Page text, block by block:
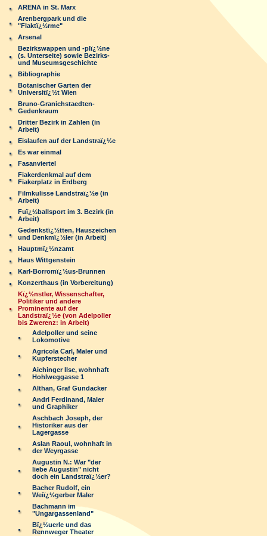
ARENA in St. Marx
Arenbergpark und die
"Flaktï¿½rme"
Arsenal
Bezirkswappen und -plï¿½ne
(s. Unterseite) sowie Bezirks-
und Museumsgeschichte
Bibliographie
Botanischer Garten der
Universitï¿½t Wien
Bruno-Granichstaedten-
Gedenkraum
Dritter Bezirk in Zahlen (in
Arbeit)
Eislaufen auf der Landstraï¿½e
Es war einmal
Fasanviertel
Fiakerdenkmal auf dem
Fiakerplatz in Erdberg
Filmkulisse Landstraï¿½e (in
Arbeit)
Fuï¿½ballsport im 3. Bezirk (in
Arbeit)
Gedenkstï¿½tten, Hauszeichen
und Denkmï¿½ler (in Arbeit)
Hauptmï¿½nzamt
Haus Wittgenstein
Karl-Borromï¿½us-Brunnen
Konzerthaus (in Vorbereitung)
Kï¿½nstler, Wissenschafter,
Politiker und andere
Prominente auf der
Landstraï¿½e (von Adelpoller
bis Zwerenz: in Arbeit)
Adelpoller und seine
Lokomotive
Agricola Carl, Maler und
Kupferstecher
Aichinger Ilse, wohnhaft
Hohlweggasse 1
Althan, Graf Gundacker
Andri Ferdinand, Maler
und Graphiker
Aschbach Joseph, der
Historiker aus der
Lagergasse
Aslan Raoul, wohnhaft in
der Weyrgasse
Augustin N.: War "der
liebe Augustin" nicht
doch ein Landstraï¿½er?
Bacher Rudolf, ein
Weiï¿½gerber Maler
Bachmann im
"Ungargassenland"
Bï¿½uerle und das
Rennweger Theater